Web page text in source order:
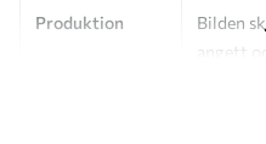
Produktion
Bilden
angett